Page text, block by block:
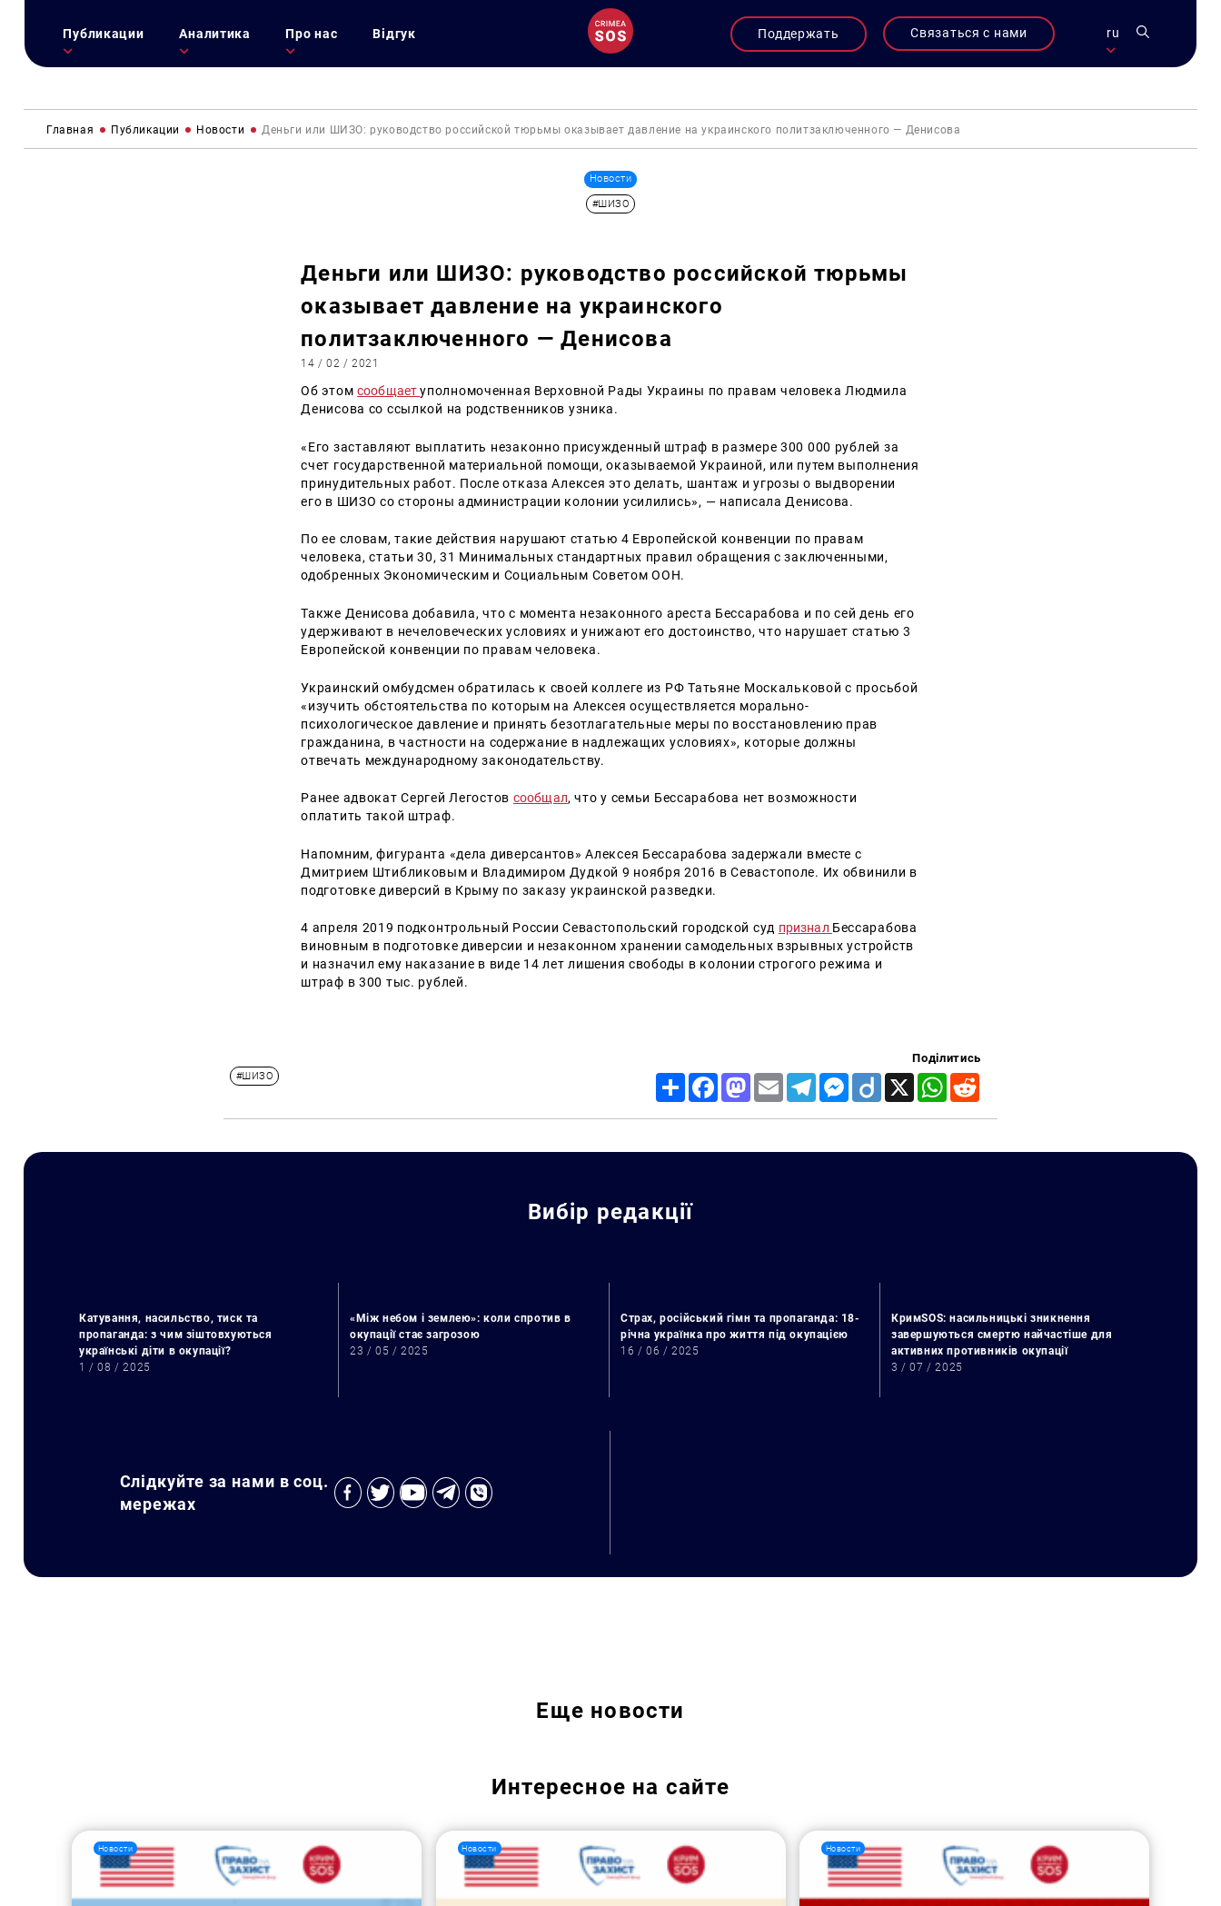
Публикации Аналитика Про нас Відгук Поддержать Связаться с нами ru
Главная Публикации Новости Деньги или ШИЗО: руководство российской тюрьмы оказывает давление на украинского политзаключенного — Денисова
Новости
#ШИЗО
Деньги или ШИЗО: руководство российской тюрьмы
оказывает давление на украинского
политзаключенного — Денисова
14 / 02 / 2021
Об этом сообщаетуполномоченная Верховной Рады Украины по правам человека Людмила
Денисова со ссылкой на родственников узника.
«Его заставляют выплатить незаконно присужденный штраф в размере 300 000 рублей за
счет государственной материальной помощи, оказываемой Украиной, или путем выполнения
принудительных работ. После отказа Алексея это делать, шантаж и угрозы о выдворении
его в ШИЗО со стороны администрации колонии усилились», — написала Денисова.
По ее словам, такие действия нарушают статью 4 Европейской конвенции по правам
человека, статьи 30, 31 Минимальных стандартных правил обращения с заключенными,
одобренных Экономическим и Социальным Советом ООН.
Также Денисова добавила, что с момента незаконного ареста Бессарабова и по сей день его
удерживают в нечеловеческих условиях и унижают его достоинство, что нарушает статью 3
Европейской конвенции по правам человека.
Украинский омбудсмен обратилась к своей коллеге из РФ Татьяне Москальковой с просьбой
«изучить обстоятельства по которым на Алексея осуществляется морально-
психологическое давление и принять безотлагательные меры по восстановлению прав
гражданина, в частности на содержание в надлежащих условиях», которые должны
отвечать международному законодательству.
Ранее адвокат Сергей Легостов сообщал, что у семьи Бессарабова нет возможности
оплатить такой штраф.
Напомним, фигуранта «дела диверсантов» Алексея Бессарабова задержали вместе с
Дмитрием Штибликовым и Владимиром Дудкой 9 ноября 2016 в Севастополе. Их обвинили в
подготовке диверсий в Крыму по заказу украинской разведки.
4 апреля 2019 подконтрольный России Севастопольский городской суд признал Бессарабова
виновным в подготовке диверсии и незаконном хранении самодельных взрывных устройств
и назначил ему наказание в виде 14 лет лишения свободы в колонии строгого режима и
штраф в 300 тыс. рублей.
#ШИЗО
Поділитись
Share FacebookMastodon
Email TelegramMessenger
Diigo X WhatsApp
Вибір редакції
Катування, насильство, тиск та
пропаганда: з чим зіштовхуються
українські діти в окупації?
1 / 08 / 2025
«Між небом і землею»: коли спротив в
окупації стає загрозою
23 / 05 / 2025
Страх, російський гімн та пропаганда: 18-
річна українка про життя під окупацією
16 / 06 / 2025
КримSOS: насильницькі зникнення
завершуються смертю найчастіше для
активних противників окупації
3 / 07 / 2025
Слідкуйте за нами в соц.
мережах
Еще новости
Интересное на сайте
Новости Новости Новости